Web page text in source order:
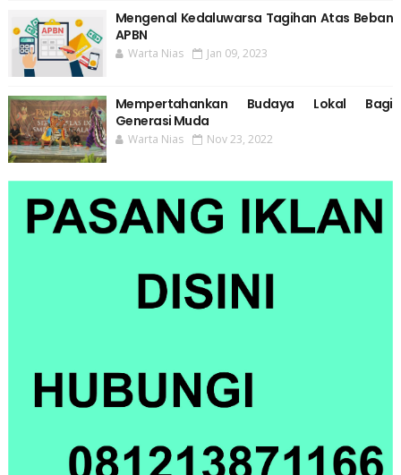
Mengenal Kedaluwarsa Tagihan Atas Beban
APBN
Warta Nias Jan 09, 2023
Mempertahankan Budaya Lokal Bagi
Generasi Muda
Warta Nias Nov 23, 2022